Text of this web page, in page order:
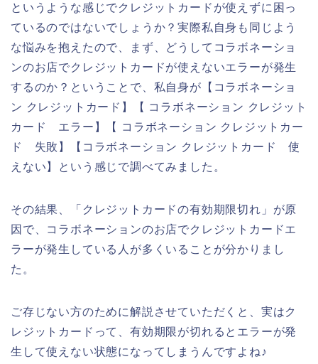
というような感じでクレジットカードが使えずに困っ
ているのではないでしょうか？実際私自身も同じよう
な悩みを抱えたので、まず、どうしてコラボネーショ
ンのお店でクレジットカードが使えないエラーが発生
するのか？ということで、私自身が【コラボネーショ
ン クレジットカード】【 コラボネーション クレジット
カード エラー】【 コラボネーション クレジットカー
ド 失敗】【コラボネーション クレジットカード 使
えない】という感じで調べてみました。
その結果、「クレジットカードの有効期限切れ」が原
因で、コラボネーションのお店でクレジットカードエ
ラーが発生している人が多くいることが分かりまし
た。
ご存じない方のために解説させていただくと、実はク
レジットカードって、有効期限が切れるとエラーが発
生して使えない状態になってしまうんですよね♪